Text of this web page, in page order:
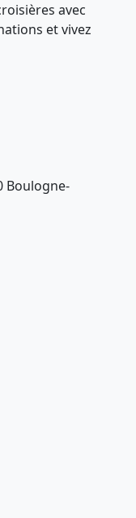
avec
et vivez
Boulogne-